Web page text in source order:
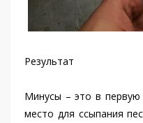
Результат
Минусы – это в
место для ссыпания